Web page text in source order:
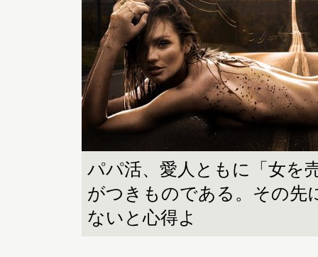
パパ活、愛人ともに「女を
がつきものである。その先
ないと心得よ